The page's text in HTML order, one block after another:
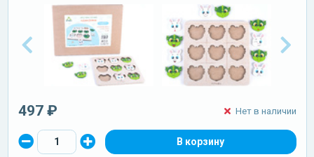
497 ₽ Нет в наличии